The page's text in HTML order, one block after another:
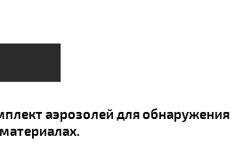
аэрозолей для обнаружения